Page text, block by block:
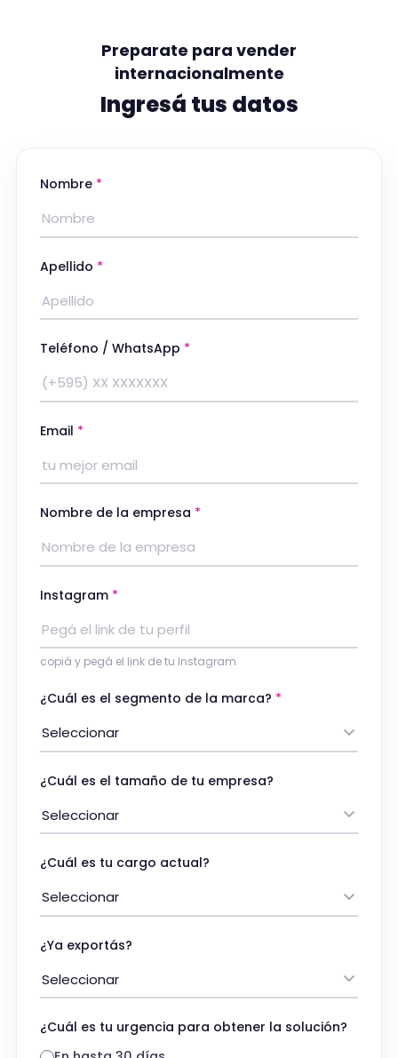
Preparate para vender
internacionalmente
Ingresá tus datos
Nombre *
Apellido *
Teléfono / WhatsApp *
Email *
Nombre de la empresa *
Instagram *
copiá y pegá el link de tu Instagram
¿Cuál es el segmento de la marca? *
¿Cuál es el tamaño de tu empresa?
¿Cuál es tu cargo actual?
¿Ya exportás?
¿Cuál es tu urgencia para obtener la solución?